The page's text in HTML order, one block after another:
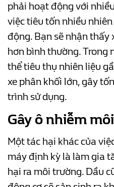
phải hoạt động với
việc tiêu tốn nhiều
động. Bạn sẽ nhận thấy
hơn bình thường. Trong
thể tiêu thụ nhiên liệu
xe phân khối lớn, gây
trình sử dụng.
Gây ô nhiễm
Một tác hại khác của
máy định kỳ là làm gia
hại ra môi trường. Dầu